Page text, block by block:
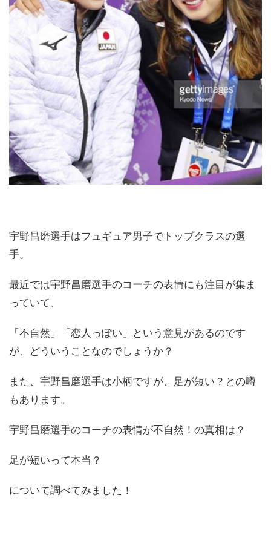
宇野昌磨選手はフュギュア男子でトップクラスの選
手。
最近では宇野昌磨選手のコーチの表情にも注目が集ま
っていて、
「不自然」「恋人っぽい」という意見があるのです
が、どういうことなのでしょうか？
また、宇野昌磨選手は小柄ですが、足が短い？との噂
もあります。
宇野昌磨選手のコーチの表情が不自然！の真相は？
足が短いって本当？
について調べてみました！